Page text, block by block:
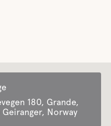
180, Grande,
Geiranger, Norway